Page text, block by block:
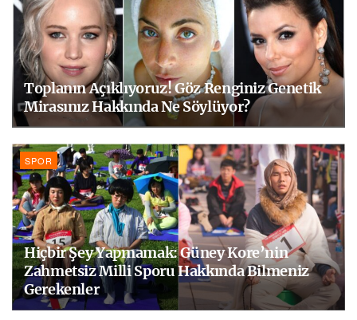
Toplanın Açıklıyoruz! Göz Renginiz Genetik
Mirasınız Hakkında Ne Söylüyor?
SPOR
Hiçbir Şey Yapmamak: Güney Kore’nin
Zahmetsiz Milli Sporu Hakkında Bilmeniz
Gerekenler